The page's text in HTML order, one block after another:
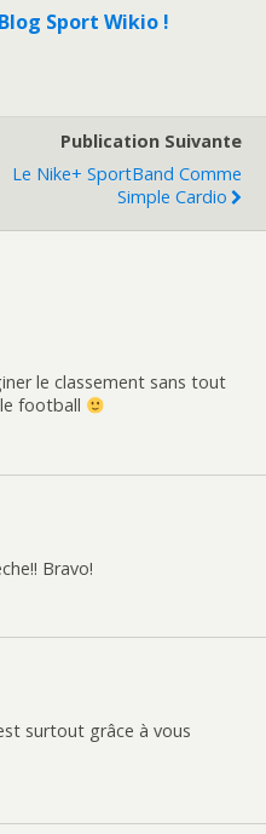
Sport Wikio !
Publication Suivante
Le Nike+ SportBand Comme
Simple Cardio
le classement sans tout
football
Bravo!
surtout grâce à vous